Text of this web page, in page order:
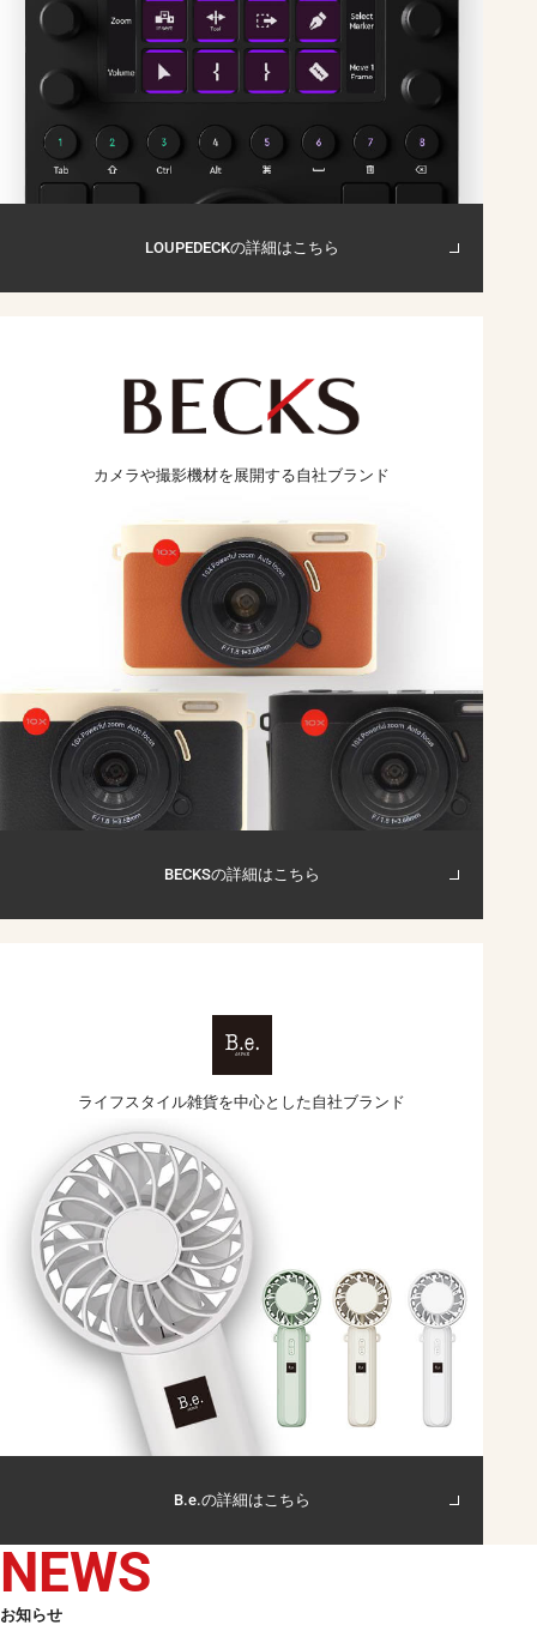
LOUPEDECKの詳細はこちら
カメラや撮影機材を展開する自社ブランド
BECKSの詳細はこちら
ライフスタイル雑貨を中心とした自社ブランド
B.e.の詳細はこちら
NEWS
お知らせ